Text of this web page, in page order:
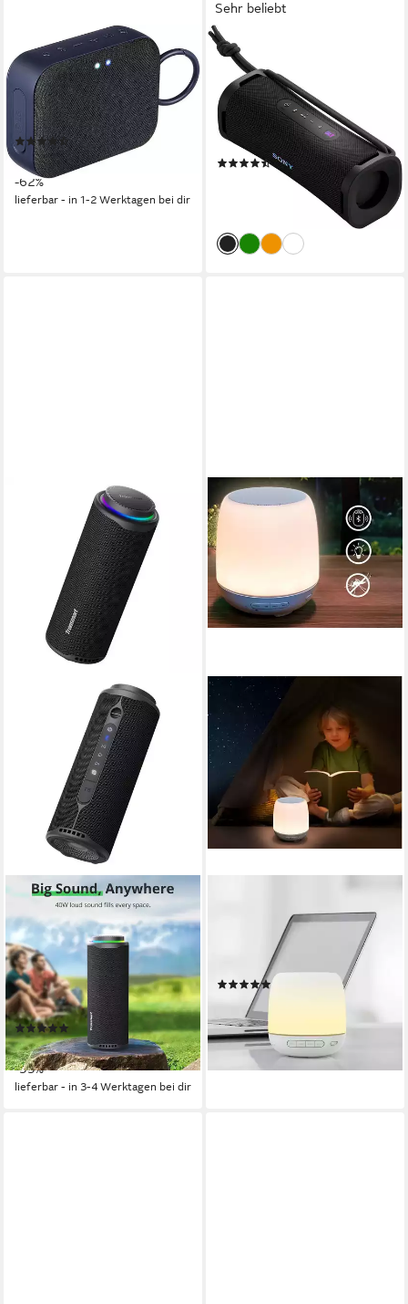
XBOOM Go Lautsprecher
Bluetooth Netzwerkstandard
3 W Gesamtleistung
0,21 kg Gewicht
(11)
19,00 € UVP49,99 €
-62%
lieferbar - in 1-2 Werktagen bei dir
Sehr beliebt
SONY
ULT FIELD 1 Bluetooth-
Lautsprecher
Bluetooth Netzwerkstandard
30 W Gesamtleistung
0,65 kg
Gewicht
(34)
UVP 139,99 €
TRONSMART
T8 40W kabellos mit lPX7
Wasserdicht, 18H Akku,
Bluetooth 5.3 Bluetooth-
Lautsprecher
18 Std. Max. Akkulaufzeit
(16)
45,00 € UVP99,99 €
-55%
lieferbar - in 3-4 Werktagen bei dir
BTL 692 BT Lautsprecher
Bluetooth-Lautsprecher
Gesamtleistung
ab 13,99 €
-80%
lieferbar - in 3-4 Werktagen bei dir